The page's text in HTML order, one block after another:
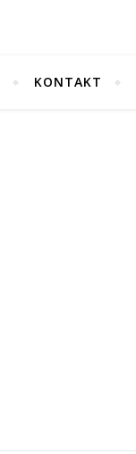
KONTAKT